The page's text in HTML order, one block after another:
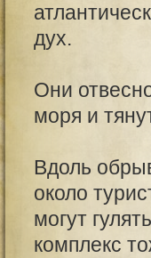
дух.
Они
моря и
Вдоль
около
могут
комплекс